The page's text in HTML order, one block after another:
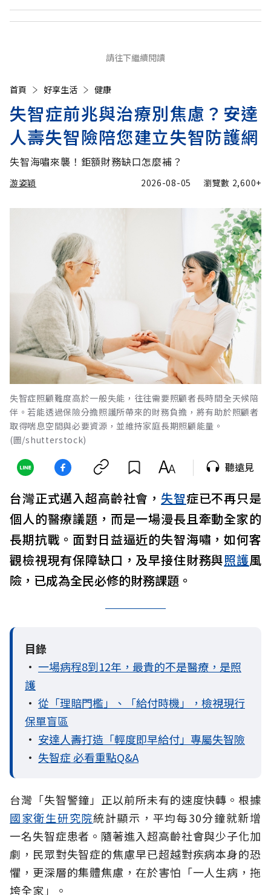
請往下繼續閱讀
首頁 好享生活 健康
失智症前兆與治療別焦慮？安達
人壽失智險陪您建立失智防護網
失智海嘯來襲！鉅額財務缺口怎麼補？
游姿穎 2026-08-05 瀏覽數 2,600+
失智症照顧難度高於一般失能，往往需要照顧者長時間全天候陪
伴。若能透過保險分擔照護所帶來的財務負擔，將有助於照顧者
取得喘息空間與必要資源，並維持家庭長期照顧能量。
(圖/shutterstock)
聽遠見
台灣正式邁入超高齡社會， 失智症已不再只是
個人的醫療議題，而是一場漫長且牽動全家的
長期抗戰。面對日益逼近的失智海嘯，如何客
觀檢視現有保障缺口，及早接住財務與照護風
險，已成為全民必修的財務課題。
目錄
• 一場病程8到12年，最貴的不是醫療，是照
護
• 從「理賠門檻」、「給付時機」，檢視現行
保單盲區
• 安達人壽打造「輕度即早給付」專屬失智險
• 失智症 必看重點Q&A
台灣「失智警鐘」正以前所未有的速度快轉。根據
國家衛生研究院統計顯示，平均每30分鐘就新增
一名失智症患者。隨著進入超高齡社會與少子化加
劇，民眾對失智症的焦慮早已超越對疾病本身的恐
懼，更深層的集體焦慮，在於害怕「一人生病，拖
垮全家」。